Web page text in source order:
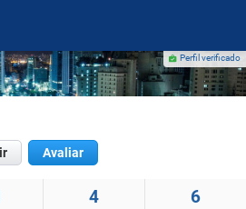
Perfil verificado
Avaliar
4 6